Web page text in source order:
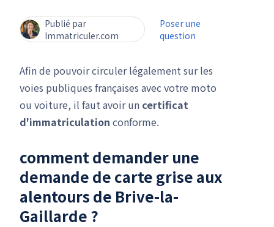
Publié par
Immatriculer.com
Poser une
question
Afin de pouvoir circuler légalement sur les
voies publiques françaises avec votre moto
ou voiture, il faut avoir un certificat
d'immatriculation conforme.
comment demander une
demande de carte grise aux
alentours de Brive-la-
Gaillarde ?